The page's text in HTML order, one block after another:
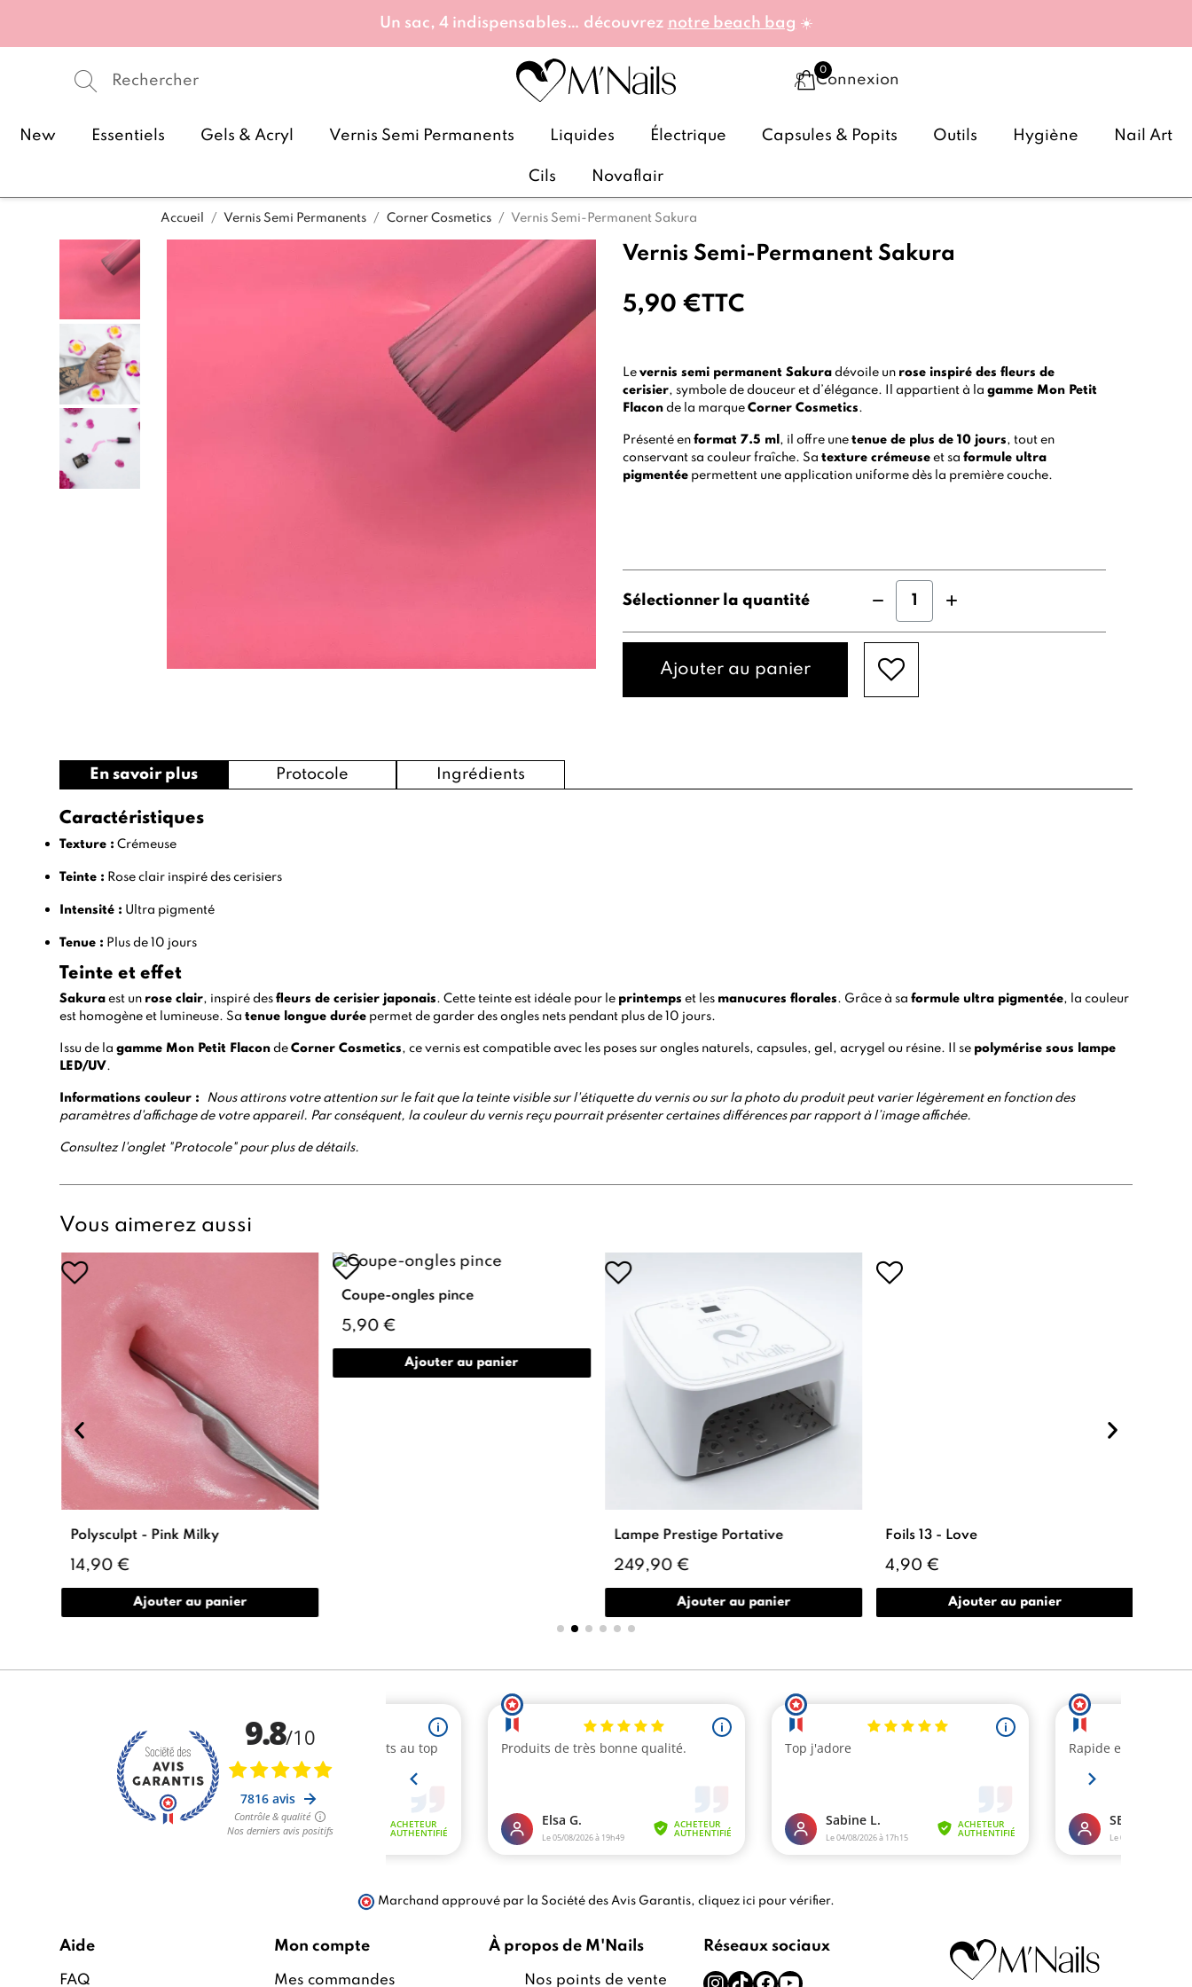
Un sac, 4 indispensables… découvrez notre beach bag ☀️
Connexion
New Essentiels Gels & Acryl Vernis Semi Permanents Liquides Électrique Capsules & Popits Outils Hygiène Nail Art
Cils Novaflair
Accueil Vernis Semi Permanents Corner Cosmetics Vernis Semi-Permanent Sakura
Vernis Semi-Permanent Sakura
5,90 €TTC
Levernis semi permanent Sakura dévoile un rose inspiré des fleurs de
cerisier, symbole de douceur et d’élégance. Il appartient à lagamme Mon Petit
Flacon de la marqueCorner Cosmetics .
Présenté enformat 7.5 ml , il offre unetenue de plus de 10 jours , tout en
conservant sa couleur fraîche. Satexture crémeuse et saformule ultra
pigmentée permettent une application uniforme dès la première couche.
Sélectionner la quantité
Ajouter au panier
En savoir plus Protocole Ingrédients
Caractéristiques
Texture : Crémeuse
Teinte : Rose clair inspiré des cerisiers
Intensité : Ultra pigmenté
Tenue : Plus de 10 jours
Teinte et effet
Sakura est un rose clair, inspiré desfleurs de cerisier japonais . Cette teinte est idéale pour le printemps et les manucures florales . Grâce à saformule ultra pigmentée, la couleur
est homogène et lumineuse. Satenue longue durée permet de garder des ongles nets pendant plus de 10 jours.
Issu de lagamme Mon Petit Flacon deCorner Cosmetics , ce vernis est compatible avec les poses sur ongles naturels, capsules, gel, acrygel ou résine. Il se polymérise sous lampe
LED/UV.
Informations couleur :
Nous attirons votre attention sur le fait que la teinte visible sur l'étiquette du vernis ou sur la photo du produit peut varier légèrement en fonction des
paramètres d'affichage de votre appareil. Par conséquent, la couleur du vernis reçu pourrait présenter certaines différences par rapport à l’image affichée.
Consultez l'onglet "Protocole" pour plus de détails.
Vous aimerez aussi
Polysculpt - Pink Milky
14,90 €
Ajouter au panier
Coupe-ongles pince
5,90 €
Ajouter au panier
Lampe Prestige Portative
249,90 €
Ajouter au panier
Foils 13 - Love
4,90 €
Ajouter au panier
Marchand approuvé par la Société des Avis Garantis, cliquez ici pour vérifier.
Aide
FAQ
Mon compte
Mes commandes
À propos de M'Nails
Nos points de vente
Réseaux sociaux